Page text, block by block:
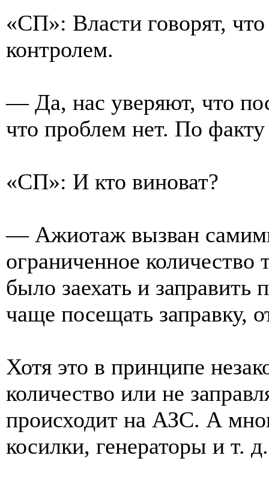
«СП»: Власти говорят,
контролем.
— Да, нас уверяют, что
что проблем нет. По
«СП»: И кто виноват?
— Ажиотаж вызван
ограниченное
было заехать и
чаще посещать заправку,
Хотя это в принципе
количество или не
происходит на АЗС. А
косилки, генераторы и т. д.